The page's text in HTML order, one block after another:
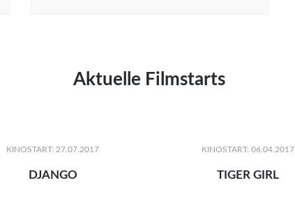
Aktuelle Filmstarts
KINOSTART: 27.07.2017
DJANGO
KINOSTART: 06.04.2017
TIGER GIRL